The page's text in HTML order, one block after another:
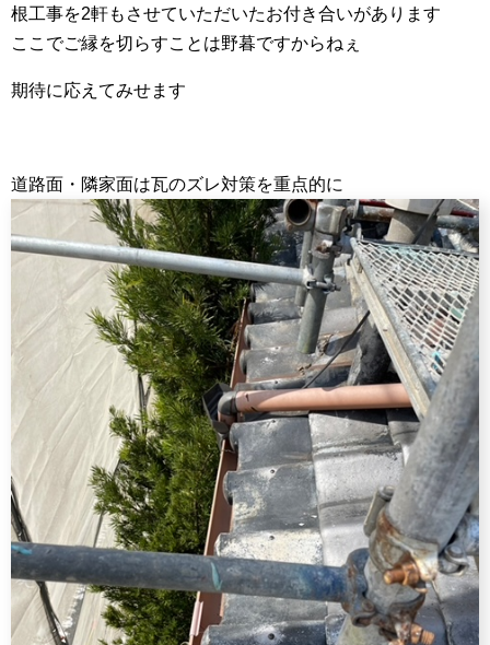
根工事を2軒もさせていただいたお付き合いがあります
ここでご縁を切らすことは野暮ですからねぇ
期待に応えてみせます
道路面・隣家面は瓦のズレ対策を重点的に